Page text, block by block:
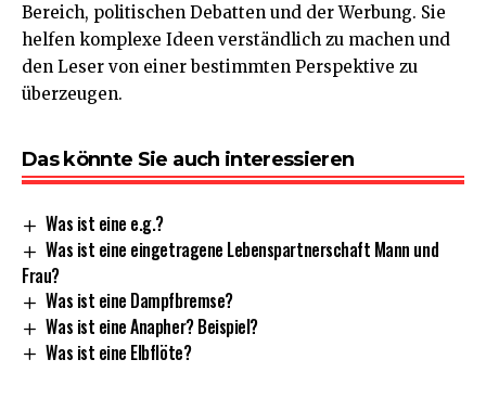
Bereich, politischen Debatten und der Werbung. Sie
helfen komplexe Ideen verständlich zu machen und
den Leser von einer bestimmten Perspektive zu
überzeugen.
Das könnte Sie auch interessieren
Was ist eine e.g.?
Was ist eine eingetragene Lebenspartnerschaft Mann und
Frau?
Was ist eine Dampfbremse?
Was ist eine Anapher? Beispiel?
Was ist eine Elbflöte?